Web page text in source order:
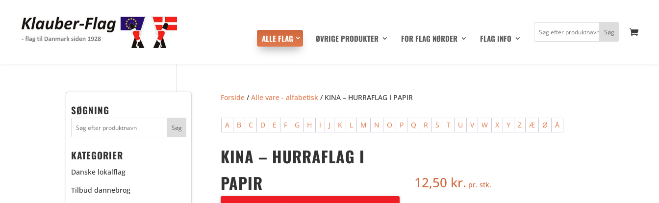
ALLE FLAG ØVRIGE PRODUKTER FOR FLAG NØRDER FLAG INFO
Forside /Alle vare - alfabetisk / KINA – HURRAFLAG I PAPIR
A B C D E F G H I J K L M N O P Q R S T U V W X Y Z Æ Ø Å
KINA – HURRAFLAG I
PAPIR
12,50 kr. pr. stk.
SØGNING
KATEGORIER
Danske lokalflag
Tilbud dannebrog